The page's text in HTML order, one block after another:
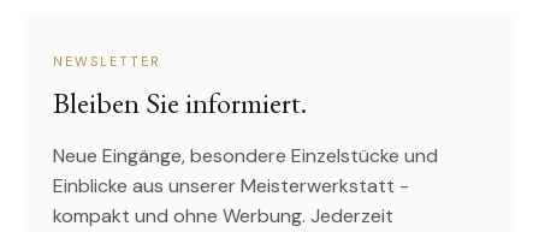
NEWSLETTER
Bleiben Sie informiert.
Neue Eingänge, besondere Einzelstücke und
Einblicke aus unserer Meisterwerkstatt -
kompakt und ohne Werbung. Jederzeit